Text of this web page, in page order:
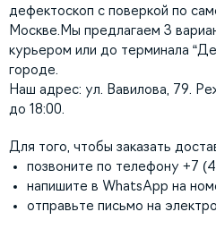
дефектоскоп с поверкой по
Москве.Мы предлагаем 3
курьером или до терминала
городе.
Наш адрес: ул. Вавилова, 79.
до 18:00.
Для того, чтобы заказать
позвоните по телефону +7
напишите в WhatsApp на
отправьте письмо на